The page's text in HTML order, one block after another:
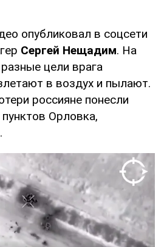
опубликовал в соцсети
Сергей Нещадим. На
цели врага
в воздух и пылают.
россияне понесли
Орловка,